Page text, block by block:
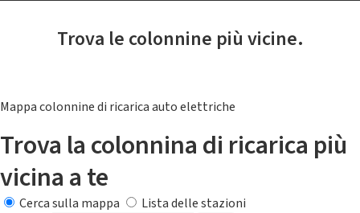
Trova le colonnine più vicine.
Mappa colonnine di ricarica auto elettriche
Trova la colonnina di ricarica più
vicina a te
Cerca sulla mappa
Lista delle stazioni